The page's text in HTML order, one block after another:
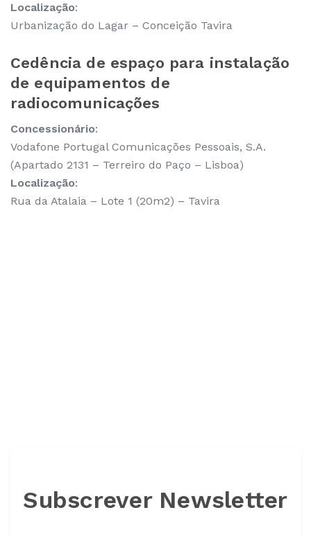
Localização:
Urbanização do Lagar – Conceição Tavira
Cedência de espaço para instalação
de equipamentos de
radiocomunicações
Concessionário:
Vodafone Portugal Comunicações Pessoais, S.A.
(Apartado 2131 – Terreiro do Paço – Lisboa)
Localização:
Rua da Atalaia – Lote 1 (20m2) – Tavira
Subscrever Newsletter